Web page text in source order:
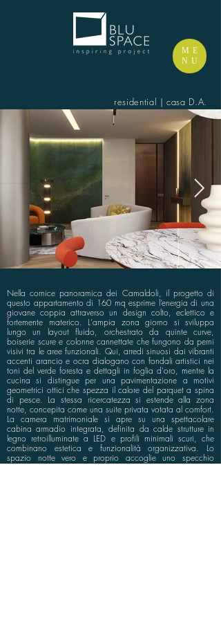
ME
NU
residential | casa D.A.
Nella cornice panoramica dei Camaldoli, il progetto di
questo appartamento di 160 mq esprime l’energia di una
giovane coppia attraverso un design colto, eclettico e
fortemente materico. L'ampia zona giorno si sviluppa
lungo un layout fluido, orchestrato da quinte curve,
boiserie scure e colonne cannettate che fungono da perni
visivi tra le aree funzionali. Qui, arredi sinuosi dai vibranti
accenti arancio e ocra dialogano con fondali artistici nei
toni del verde foresta e dettagli in foglia d'oro, mentre la
cucina si distingue per una pavimentazione a motivi
geometrici ottici che spezza il calore del parquet a spina
di pesce. La stessa ricercatezza si estende alla zona
notte, concepita come una suite privata votata al comfort.
La camera matrimoniale si apre su una spettacolare
cabina armadio integrata, definita da calde strutture in
legno retroilluminate a LED e profili minimali scuri, che
combinano estetica e funzionalità organizzativa. Lo
spazio notte vero e proprio accoglie uno specchio
circolare retroilluminato sopra la consolle sospesa e